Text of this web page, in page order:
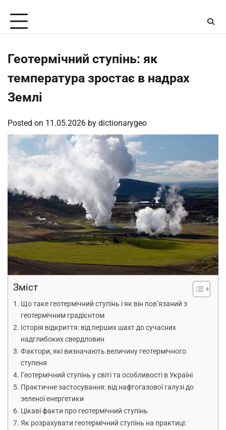
content
Геотермічний ступінь: як
температура зростає в надрах
Землі
Posted on 11.05.2026 by dictionarygeo
Зміст
Що таке геотермічний ступінь і як він пов’язаний з
геотермічним градієнтом
Історія відкриття: від перших шахт до сучасних
надглибоких свердловин
Фактори, які визначають величину геотермічного
ступеня
Геотермічний ступінь у світі та особливості в Україні
Практичне застосування: від нафтогазової галузі до
зеленої енергетики
Цікаві факти про геотермічний ступінь
Як розрахувати геотермічний ступінь на практиці: